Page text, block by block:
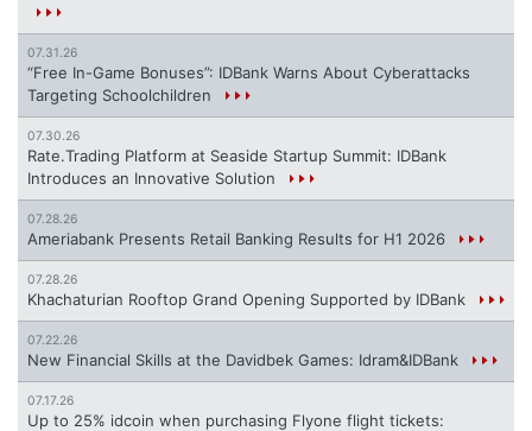
07.31.26
“Free In-Game Bonuses”: IDBank Warns About Cyberattacks
Targeting Schoolchildren
07.30.26
Rate.Trading Platform at Seaside Startup Summit: IDBank
Introduces an Innovative Solution
07.28.26
Ameriabank Presents Retail Banking Results for H1 2026
07.28.26
Khachaturian Rooftop Grand Opening Supported by IDBank
07.22.26
New Financial Skills at the Davidbek Games: Idram&IDBank
07.17.26
Up to 25% idcoin when purchasing Flyone flight tickets: